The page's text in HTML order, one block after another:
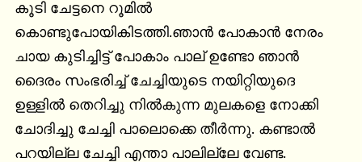
കൂടി ചേട്ടനെ റൂമിൽ
കൊണ്ടുപോയികിടത്തി.ഞാൻ പോകാൻ നേരം
ചായ കുടിച്ചിട്ട് പോകാം പാല് ഉണ്ടോ ഞാൻ
ദൈരം സംഭരിച്ച് ചേച്ചിയുടെ നയിറ്റിയുദെ
ഉള്ളിൽ തെറിച്ചു നിൽകുന്ന മുലകളെ നോക്കി
ചോദിച്ചു ചേച്ചി പാലൊക്കെ തീർന്നു. കണ്ടാൽ
പറയില്ല ചേച്ചി എന്താ പാലില്ലേ വേണ്ട.